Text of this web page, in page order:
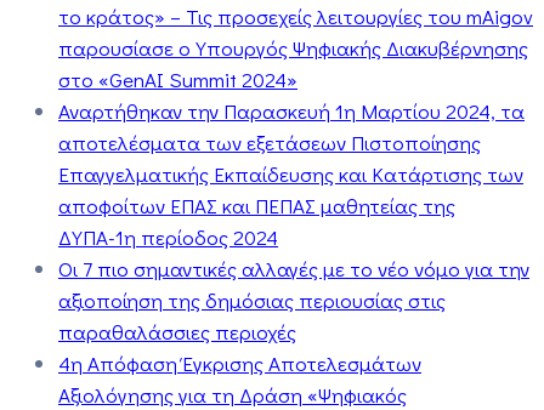
το κράτος» – Τις προσεχείς λειτουργίες του mAigov
παρουσίασε ο Υπουργός Ψηφιακής Διακυβέρνησης
στο «GenAI Summit 2024»
Αναρτήθηκαν την Παρασκευή 1η Μαρτίου 2024, τα
αποτελέσματα των εξετάσεων Πιστοποίησης
Επαγγελματικής Εκπαίδευσης και Κατάρτισης των
αποφοίτων ΕΠΑΣ και ΠΕΠΑΣ μαθητείας της
ΔΥΠΑ-1η περίοδος 2024
Οι 7 πιο σημαντικές αλλαγές με το νέο νόμο για την
αξιοποίηση της δημόσιας περιουσίας στις
παραθαλάσσιες περιοχές
4η Απόφαση Έγκρισης Αποτελεσμάτων
Αξιολόγησης για τη Δράση «Ψηφιακός